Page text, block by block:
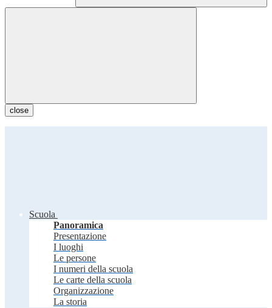
close
Scuola
Panoramica
Presentazione
I luoghi
Le persone
I numeri della scuola
Le carte della scuola
Organizzazione
La storia